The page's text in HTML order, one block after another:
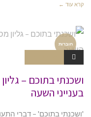
קרא עוד ←
חוברות
בענייני השעה